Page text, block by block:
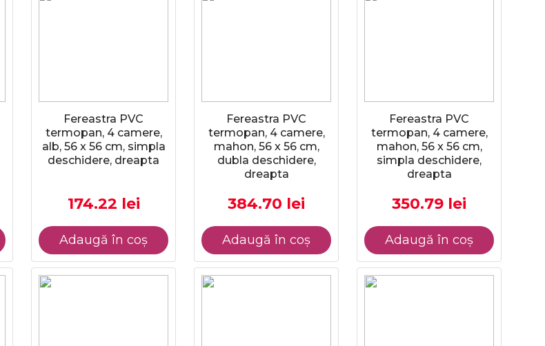
Fereastra PVC
termopan, 4 camere,
alb, 56 x 56 cm, simpla
deschidere, dreapta
174.22 lei
Adaugă în coș
Fereastra PVC
termopan, 4 camere,
mahon, 56 x 56 cm,
dubla deschidere,
dreapta
384.70 lei
Adaugă în coș
Fereastra PVC
termopan, 4 camere,
mahon, 56 x 56 cm,
simpla deschidere,
dreapta
350.79 lei
Adaugă în coș